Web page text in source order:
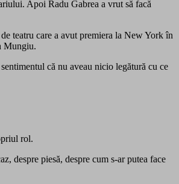
Apoi Radu Gabrea a vrut să facă
teatru care a avut premiera la New York în
Mungiu.
că nu aveau nicio legătură cu ce
rol.
despre piesă, despre cum s-ar putea face